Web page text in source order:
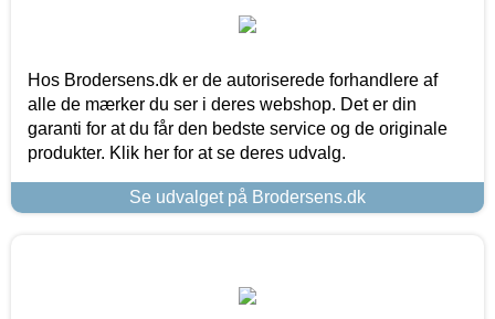
Hos Brodersens.dk er de autoriserede forhandlere af
alle de mærker du ser i deres webshop. Det er din
garanti for at du får den bedste service og de originale
produkter. Klik her for at se deres udvalg.
Se udvalget på Brodersens.dk